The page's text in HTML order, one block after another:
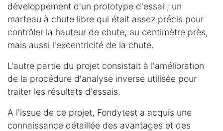
développement d'un prototype d'essai ; un
marteau à chute libre qui était assez précis pour
contrôler la hauteur de chute, au centimètre près,
mais aussi l'excentricité de la chute.
L'autre partie du projet consistait à l'amélioration
de la procédure d'analyse inverse utilisée pour
traiter les résultats d'essais.
A l'issue de ce projet, Fondytest a acquis une
connaissance détaillée des avantages et des